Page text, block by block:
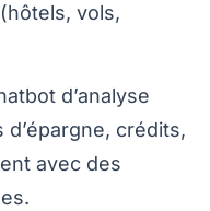
vols,
d’analyse
crédits,
avec des